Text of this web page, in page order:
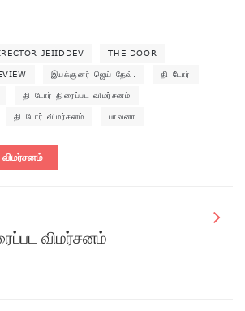
JEIIDDEV THE DOOR
இயக்குனர் ஜெய் தேவ். தி டோர்
தி டோர் திரைப்பட விமர்சனம்
தி டோர் விமர்சனம் பாவனா
விமர்சனம்
விமர்சனம்